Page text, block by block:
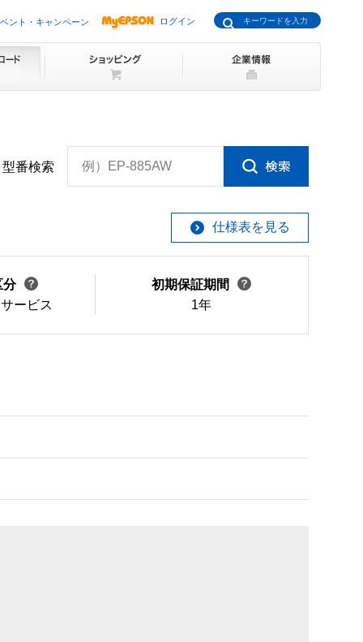
ント・キャンペーン ログイン
型番検索 例）EP-885AW
仕様表を見る
分
ービス
初期保証期間
1年